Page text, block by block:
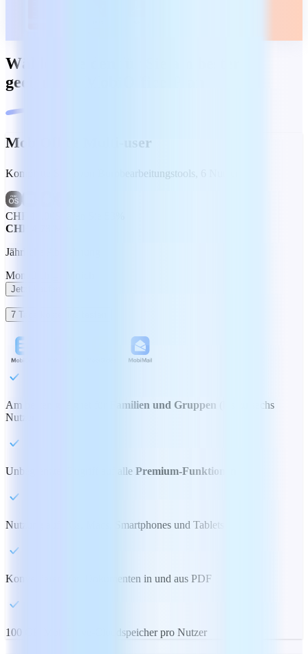
Wählen Sie den für Sie am besten
geeigneten MobiOffice-Plan
MobiOffice Multi-user
Komplette Suite von Bürobearbeitungstools, 6 Nutzer
CHF 10.00
CHF 4.73
Jährliche Abrechnung
Monatlich
Jetzt kaufen
7 Tage kostenlos testen
Am besten geeignet für Familien und Gruppen
(bis zu sechs
Nutzer)
Unbegrenzter Zugriff auf alle Premium-Funktionen
Nutzung auf PCs, Macs, Smartphones und Tablets
Konvertieren von Dokumenten in und aus PDF
100 GB MobiDrive-Cloudspeicher pro Nutzer